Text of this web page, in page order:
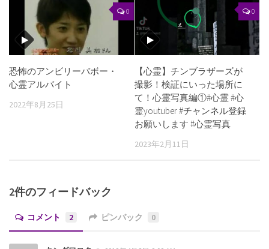
0
恐怖のアンビリーバボー・
心霊アルバイト
2022年8月25日
0
【心霊】チンブラザーズが
撮影！検証にいった場所に
て！心霊写真編①#心霊 #心
霊youtuber #チャンネル登録
お願いします #心霊写真
2023年2月11日
2件のフィードバック
コメント 2 ピンバック 0